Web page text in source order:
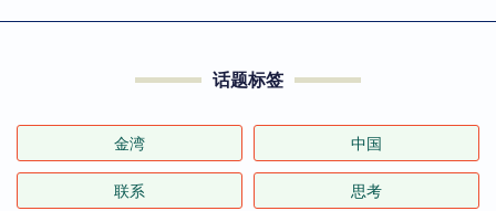
话题标签
金湾 中国
联系 思考